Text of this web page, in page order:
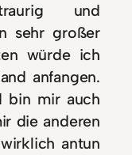
und
sehr großer
würde ich
anfangen.
bin mir auch
die anderen
antun